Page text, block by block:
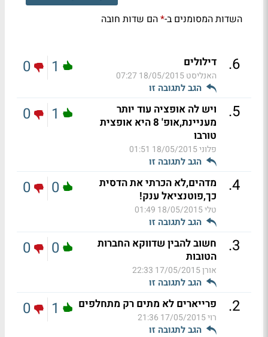
השדות המסומנים ב-*הם שדות חובה
6
. דילולים
האנליסט18/05/2015 07:27
הגב לתגובה זו
1
0
5
.
ויש לה אופציה עוד יותר
מעניינת,אופ' 8 היא אופצית
טורבו
פלוני18/05/2015 01:51
הגב לתגובה זו
1
0
4
.
מדהים,לא הכרתי את הדסית
כך,פוטנציאל ענק!
טלי18/05/2015 01:49
הגב לתגובה זו
0
0
3
.
חשוב להבין שדווקא החברות
הטובות
אורן17/05/2015 22:33
הגב לתגובה זו
0
0
2
. פרייארים לא מתים רק מתחלפים
רוי17/05/2015 21:36
הגב לתגובה זו
1
0